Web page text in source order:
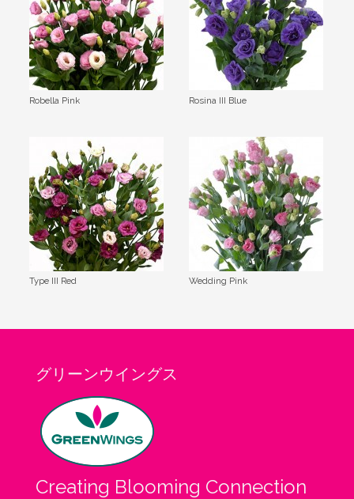
Robella Pink Rosina III Blue
Type III Red Wedding Pink
グリーンウイングス
Creating Blooming Connection